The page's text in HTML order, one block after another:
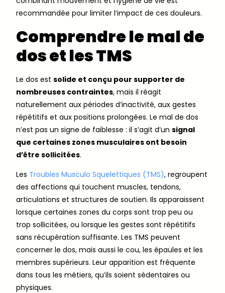
recommandée pour limiter l’impact de ces douleurs.
Comprendre le mal de
dos et les TMS
Le dos est solide et conçu pour supporter de
nombreuses contraintes, mais il réagit
naturellement aux périodes d’inactivité, aux gestes
répétitifs et aux positions prolongées. Le mal de dos
n’est pas un signe de faiblesse : il s’agit d’un signal
que certaines zones musculaires ont besoin
d’être sollicitées.
Les Troubles Musculo Squelettiques (TMS), regroupent
des affections qui touchent muscles, tendons,
articulations et structures de soutien. Ils apparaissent
lorsque certaines zones du corps sont trop peu ou
trop sollicitées, ou lorsque les gestes sont répétitifs
sans récupération suffisante. Les TMS peuvent
concerner le dos, mais aussi le cou, les épaules et les
membres supérieurs. Leur apparition est fréquente
dans tous les métiers, qu’ils soient sédentaires ou
physiques.